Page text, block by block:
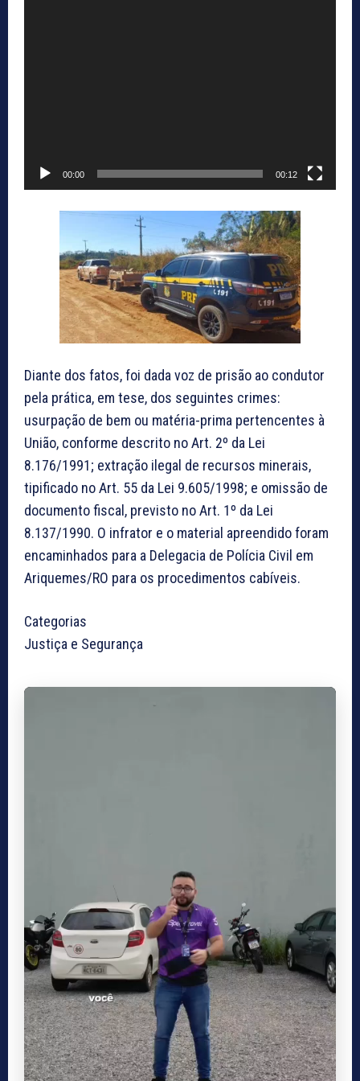
00:00 00:12
Diante dos fatos, foi dada voz de prisão ao condutor
pela prática, em tese, dos seguintes crimes:
usurpação de bem ou matéria-prima pertencentes à
União, conforme descrito no Art. 2º da Lei
8.176/1991; extração ilegal de recursos minerais,
tipificado no Art. 55 da Lei 9.605/1998; e omissão de
documento fiscal, previsto no Art. 1º da Lei
8.137/1990. O infrator e o material apreendido foram
encaminhados para a Delegacia de Polícia Civil em
Ariquemes/RO para os procedimentos cabíveis.
Categorias
Justiça e Segurança